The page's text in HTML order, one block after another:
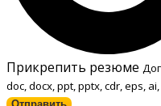
Прикрепить резюме
doc, docx, ppt, pptx, cdr, eps,